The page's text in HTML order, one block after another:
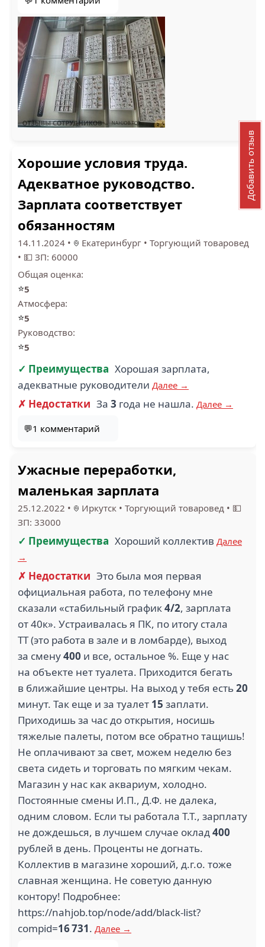
Хорошие условия труда.
Адекватное руководство.
Зарплата соответствует
обязанностям
14.11.2024 • Екатеринбург • Торгующий товаровед
• 💵 ЗП: 60000
Общая оценка:
⭐5
Атмосфера:
⭐5
Руководство:
⭐5
✓ Преимущества Хорошая зарплата,
адекватные руководители Далее →
✗ Недостатки За 3 года не нашла. Далее →
💬1 комментарий
Ужасные переработки,
маленькая зарплата
25.12.2022 • Иркутск • Торгующий товаровед • 💵
ЗП: 33000
✓ Преимущества Хороший коллектив Далее
→
✗ Недостатки Это была моя первая
официальная работа, по телефону мне
сказали «стабильный график4/2, зарплата
от 40к». Устраивалась я ПК, по итогу стала
ТТ (это работа в зале и в ломбарде), выход
за смену400 и все, остальное %. Еще у нас
на объекте нет туалета. Приходится бегать
в ближайшие центры. На выход у тебя есть20
минут. Так еще и за туалет 15 заплати.
Приходишь за час до открытия, носишь
тяжелые палеты, потом все обратно тащишь!
Не оплачивают за свет, можем неделю без
света сидеть и торговать по мягким чекам.
Магазин у нас как аквариум, холодно.
Постоянные смены И.П., Д.Ф. не далека,
одним словом. Если ты работала Т.Т., зарплату
не дождешься, в лучшем случае оклад400
рублей в день. Проценты не догнать.
Коллектив в магазине хороший, д.г.о. тоже
славная женщина. Не советую данную
контору! Подробнее:
https://nahjob.top/node/add/black-list?
compid=16 731. Далее →
Добавить отзыв